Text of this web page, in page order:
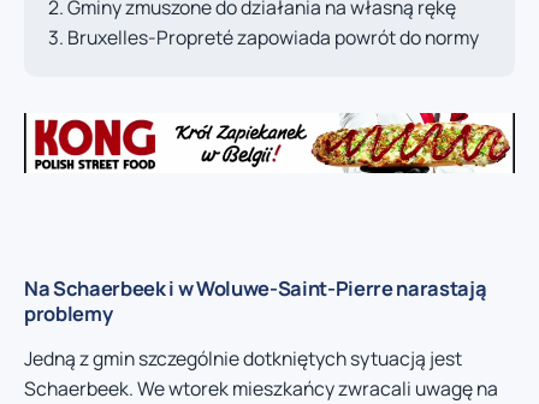
Gminy zmuszone do działania na własną rękę
Bruxelles-Propreté zapowiada powrót do normy
Na Schaerbeek i w Woluwe-Saint-Pierre narastają
problemy
Jedną z gmin szczególnie dotkniętych sytuacją jest
Schaerbeek. We wtorek mieszkańcy zwracali uwagę na